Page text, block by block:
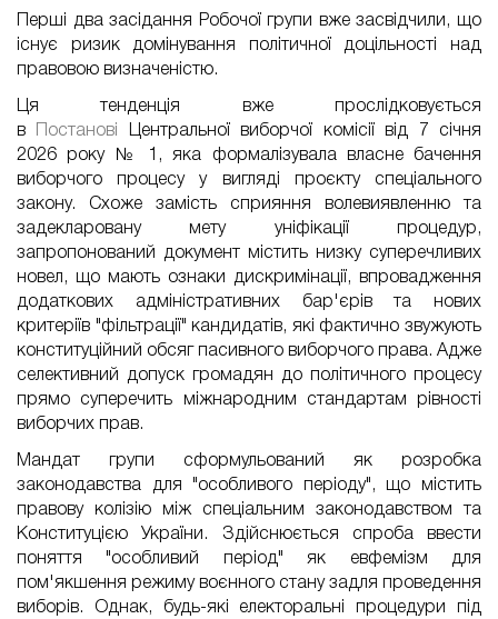
Перші два засідання Робочої групи вже засвідчили, що
існує ризик домінування політичної доцільності над
правовою визначеністю.
Ця тенденція вже прослідковується
в
Постанові
Центральної виборчої комісії від 7 січня
2026 року № 1, яка формалізувала власне бачення
виборчого процесу у вигляді проєкту спеціального
закону. Схоже замість сприяння волевиявленню та
задекларовану мету уніфікації процедур,
запропонований документ містить низку суперечливих
новел, що мають ознаки дискримінації, впровадження
додаткових адміністративних бар'єрів та нових
критеріїв "фільтрації" кандидатів, які фактично звужують
конституційний обсяг пасивного виборчого права. Адже
селективний допуск громадян до політичного процесу
прямо суперечить міжнародним стандартам рівності
виборчих прав.
Мандат групи
сформульований як розробка
законодавства для "особливого періоду", що
містить
правову колізію між спеціальним законодавством та
Конституцією України. Здійснюється спроба ввести
поняття "особливий період" як евфемізм для
пом'якшення режиму воєнного стану задля проведення
виборів. Однак, будь-які електоральні процедури під